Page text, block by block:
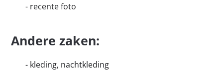
- recente foto
Andere zaken:
- kleding, nachtkleding